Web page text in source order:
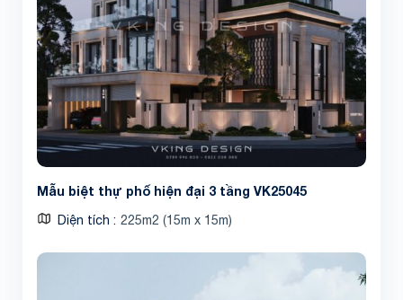
Mẫu biệt thự phố hiện đại 3 tầng VK25045
Diện tích 225m2 (15m x 15m)